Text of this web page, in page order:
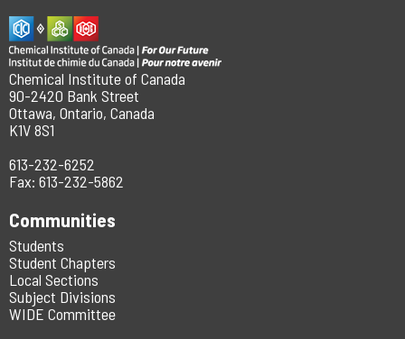
Chemical Institute of Canada
90-2420 Bank Street
Ottawa, Ontario, Canada
K1V 8S1
613-232-6252
Fax: 613-232-5862
Communities
Students
Student Chapters
Local Sections
Subject Divisions
WIDE Committee